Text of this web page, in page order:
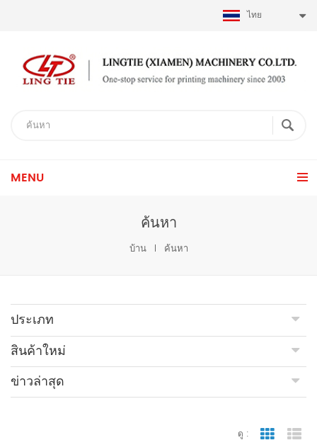
ไทย
MENU
ค้นหา
บ้าน ค้นหา
ประเภท
สินค้าใหม่
ข่าวล่าสุด
ดู : มุมมองต